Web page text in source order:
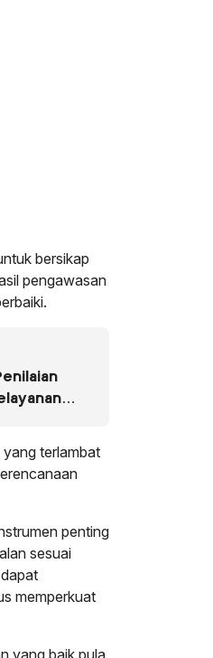
bersikap
pengawasan
yang terlambat
penting
sesuai
memperkuat
yang baik pula.